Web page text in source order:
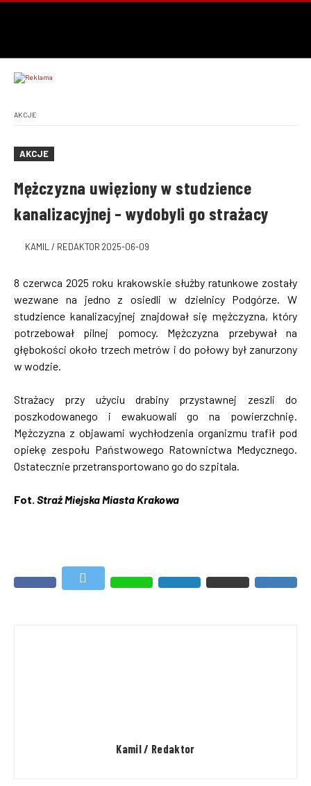
AKCJE
AKCJE
Mężczyzna uwięziony w studzience
kanalizacyjnej – wydobyli go strażacy
KAMIL / REDAKTOR 2025-06-09
8 czerwca 2025 roku krakowskie służby ratunkowe zostały
wezwane na jedno z osiedli w dzielnicy Podgórze. W
studzience kanalizacyjnej znajdował się mężczyzna, który
potrzebował pilnej pomocy. Mężczyzna przebywał na
głębokości około trzech metrów i do połowy był zanurzony
w wodzie.
Strażacy przy użyciu drabiny przystawnej zeszli do
poszkodowanego i ewakuowali go na powierzchnię.
Mężczyzna z objawami wychłodzenia organizmu trafił pod
opiekę zespołu Państwowego Ratownictwa Medycznego.
Ostatecznie przetransportowano go do szpitala.
Fot. Straż Miejska Miasta Krakowa
Kamil / Redaktor